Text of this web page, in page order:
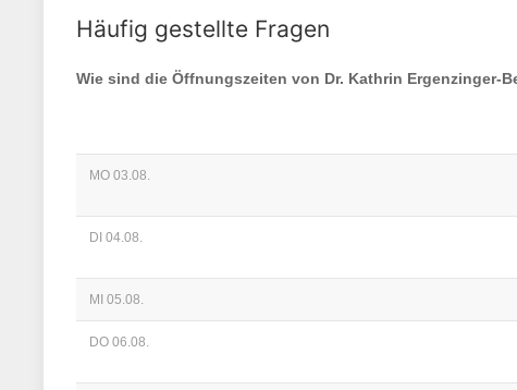
Häufig gestellte Fragen
Wie sind die Öffnungszeiten von Dr. Kathrin Ergenzinger-
MO 03.08.
DI 04.08.
MI 05.08.
DO 06.08.